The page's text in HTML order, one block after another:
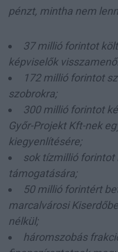
pénzt, mintha nem
37 millió forintot
képviselők
172 millió forintot
szobrokra;
300 millió forintot
Győr-Projekt Kft-nek
kiegyenlítésére;
sok tízmillió
támogatására;
50 millió forintért
marcalvárosi
nélkül;
háromszobás